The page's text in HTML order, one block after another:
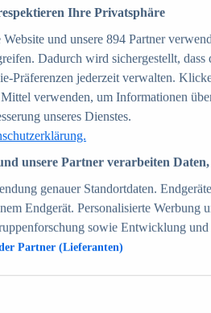
zu mehr als 39.000 Online-Shops
70+
Ihre Privatsphäre
Website und unsere 894 Partner
Dadurch wird sichergestellt,
Präferenzen jederzeit verwalten.
verwenden, um Informationen
unseres Dienstes.
unsere Partner verarbeiten
genauer Standortdaten.
Endgerät. Personalisierte Werbung
sowie Entwicklung
Partner (Lieferanten)